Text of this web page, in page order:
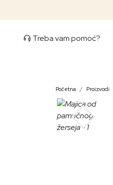
Treba vam pomoć?
Početna Proizvodi